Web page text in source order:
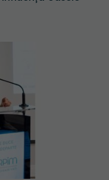
România
în